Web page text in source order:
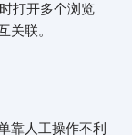
打开多个浏览
关联。
靠人工操作不利